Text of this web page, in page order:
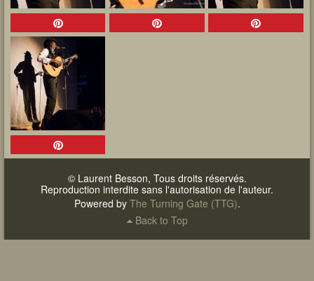
© Laurent Besson, Tous droits réservés.
Reproduction interdite sans l'autorisation de l'auteur.
Powered by The Turning Gate (TTG).
Back to Top